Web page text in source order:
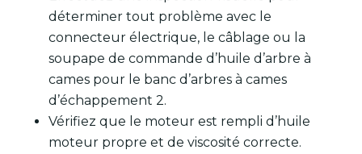
déterminer tout problème avec le
connecteur électrique, le câblage ou la
soupape de commande d’huile d’arbre à
cames pour le banc d’arbres à cames
d’échappement 2.
Vérifiez que le moteur est rempli d’huile
moteur propre et de viscosité correcte.